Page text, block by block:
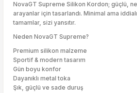
NovaGT Supreme Silikon Kordon; güçlü,
arayanlar için tasarlandı. Minimal ama
tamamlar, sizi yansıtır.
Neden NovaGT Supreme?
Premium silikon malzeme
Sportif & modern tasarım
Gün boyu konfor
Dayanıklı metal toka
Şık, güçlü ve sade duruş